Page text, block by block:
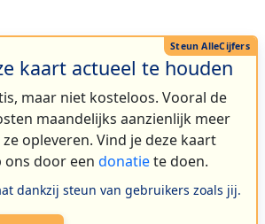
kaart actueel te houden
maar niet kosteloos. Vooral de
maandelijks aanzienlijk meer
opleveren. Vind je deze kaart
ons door een donatiete doen.
dankzij steun van gebruikers zoals jij.